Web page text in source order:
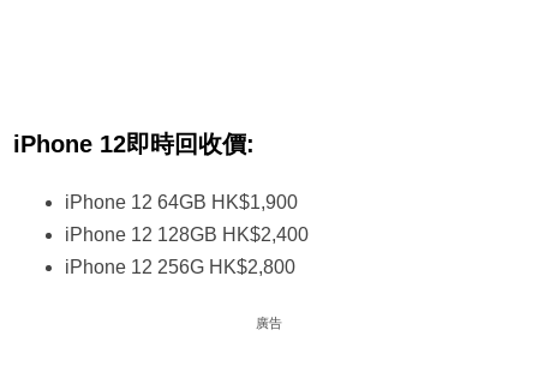
iPhone 12即時回收價:
iPhone 12 64GB HK$1,900
iPhone 12 128GB HK$2,400
iPhone 12 256G HK$2,800
廣告